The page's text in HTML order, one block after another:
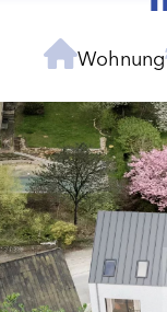
Wohnung